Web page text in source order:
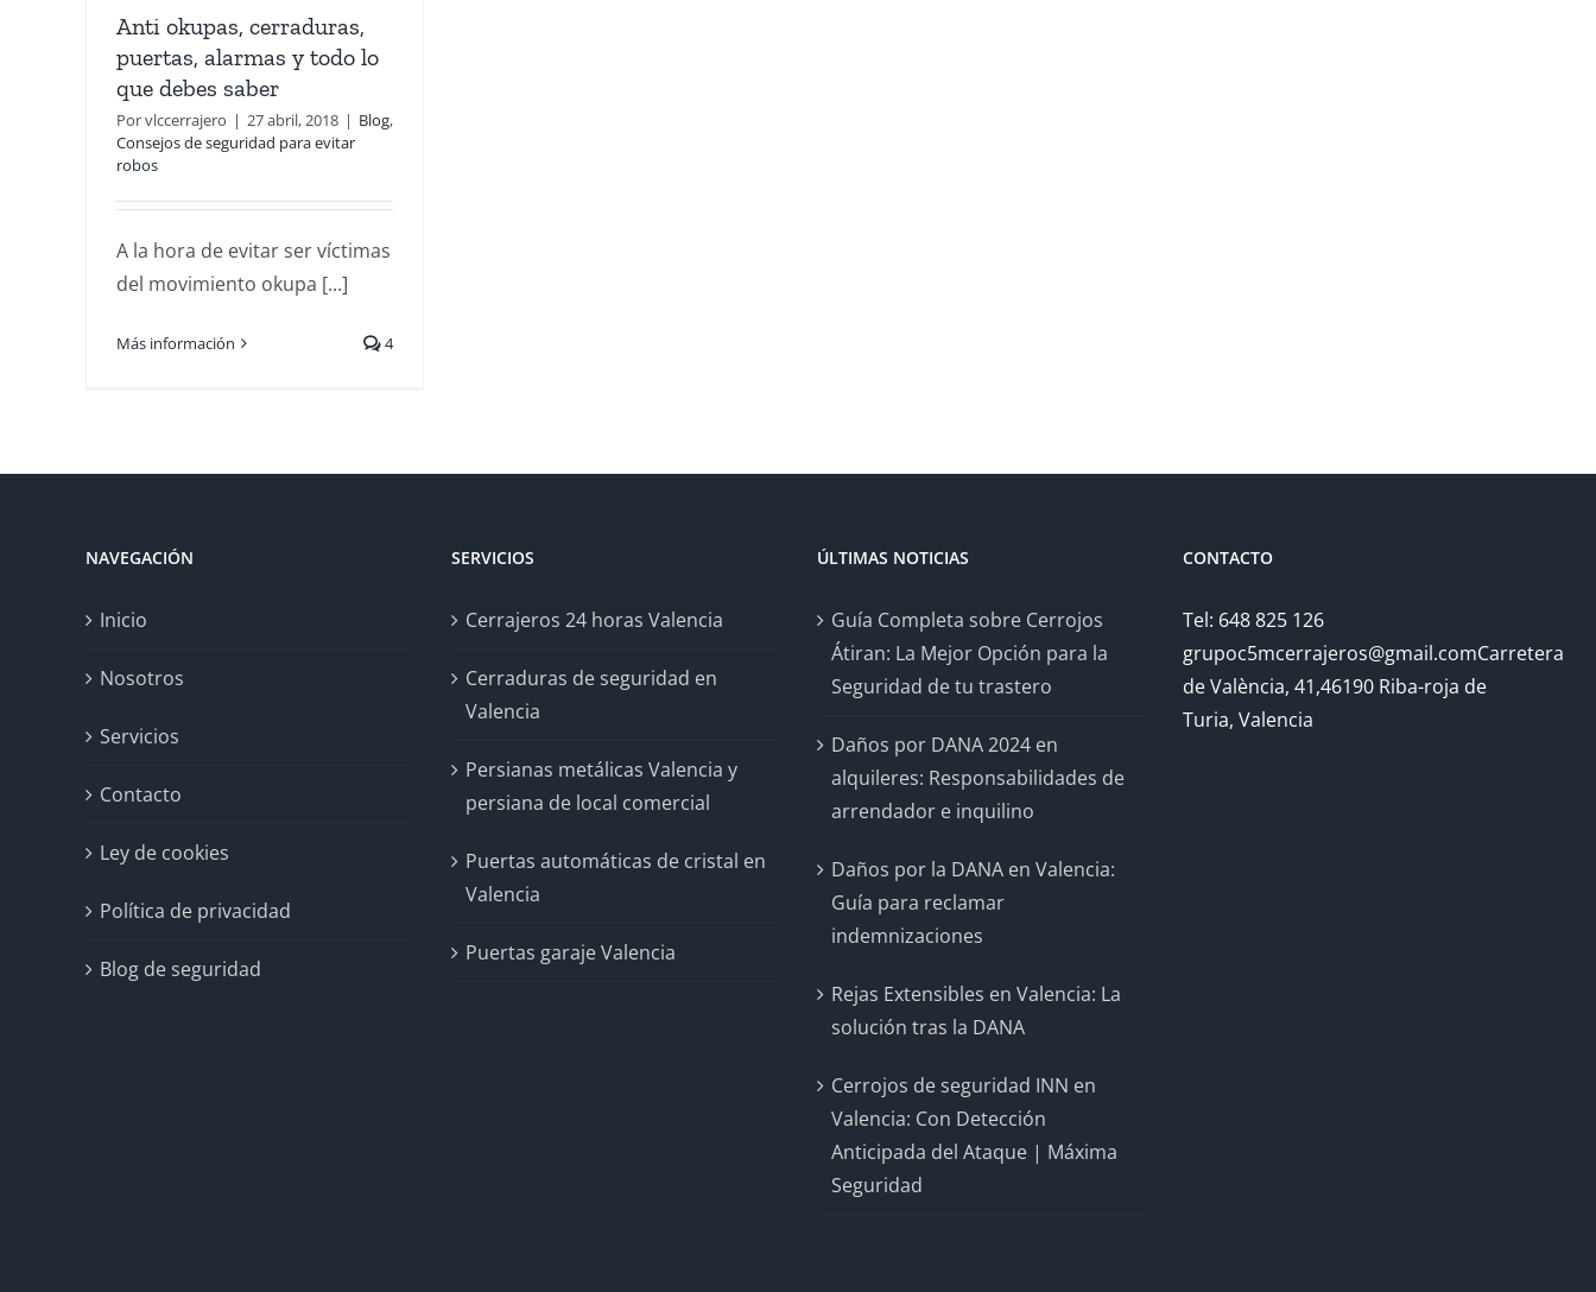
Anti okupas, cerraduras,
puertas, alarmas y todo lo
que debes saber
Porvlccerrajero | 27 abril, 2018 | Blog,
Consejos de seguridad para evitar
robos
A la hora de evitar ser víctimas
del movimiento okupa [...]
Más información 4
NAVEGACIÓN
Inicio
Nosotros
Servicios
Contacto
Ley de cookies
Política de privacidad
Blog de seguridad
SERVICIOS
Cerrajeros 24 horas Valencia
Cerraduras de seguridad en
Valencia
Persianas metálicas Valencia y
persiana de local comercial
Puertas automáticas de cristal en
Valencia
Puertas garaje Valencia
ÚLTIMAS NOTICIAS
Guía Completa sobre Cerrojos
Átiran: La Mejor Opción para la
Seguridad de tu trastero
Daños por DANA 2024 en
alquileres: Responsabilidades de
arrendador e inquilino
Daños por la DANA en Valencia:
Guía para reclamar
indemnizaciones
Rejas Extensibles en Valencia: La
solución tras la DANA
Cerrojos de seguridad INN en
Valencia: Con Detección
Anticipada del Ataque | Máxima
Seguridad
CONTACTO
Tel: 648 825 126
grupoc5mcerrajeros@gmail.comCarretera
de València, 41,46190 Riba-roja de
Turia, Valencia